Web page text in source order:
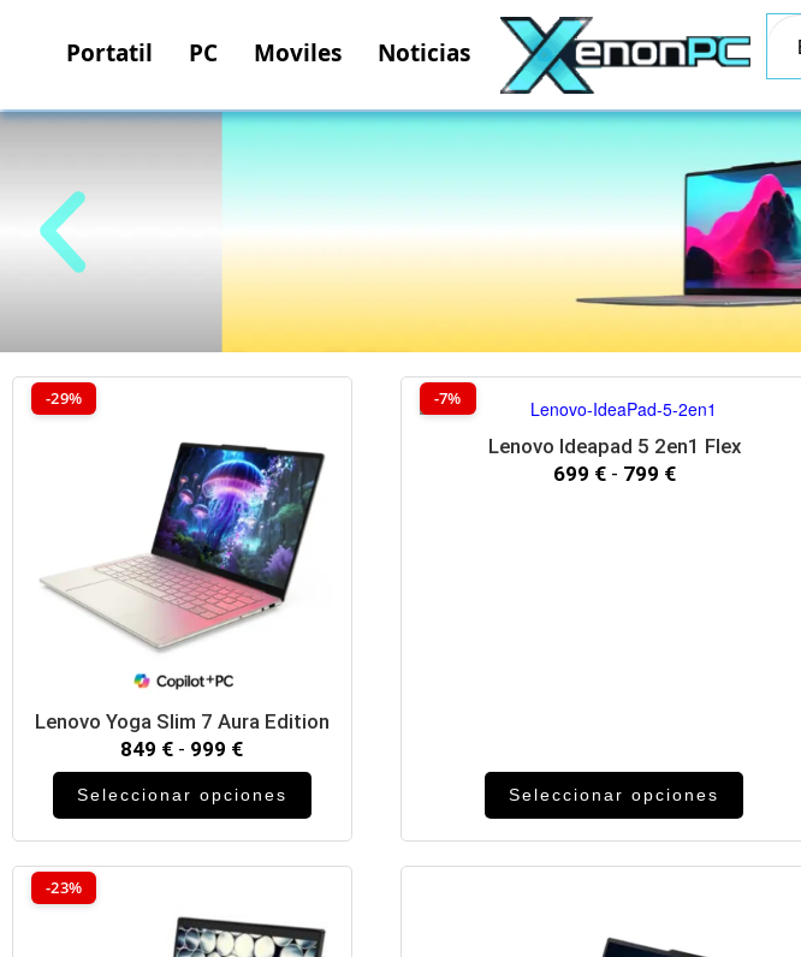
Portatil PC Moviles Noticias
Edition
-29%
Lenovo Yoga Slim 7 Aura Edition
849 € - 999 €
Seleccionar opciones
-7%
Lenovo Ideapad 5 2en1 Flex
699 € - 799 €
Seleccionar opciones
-23%